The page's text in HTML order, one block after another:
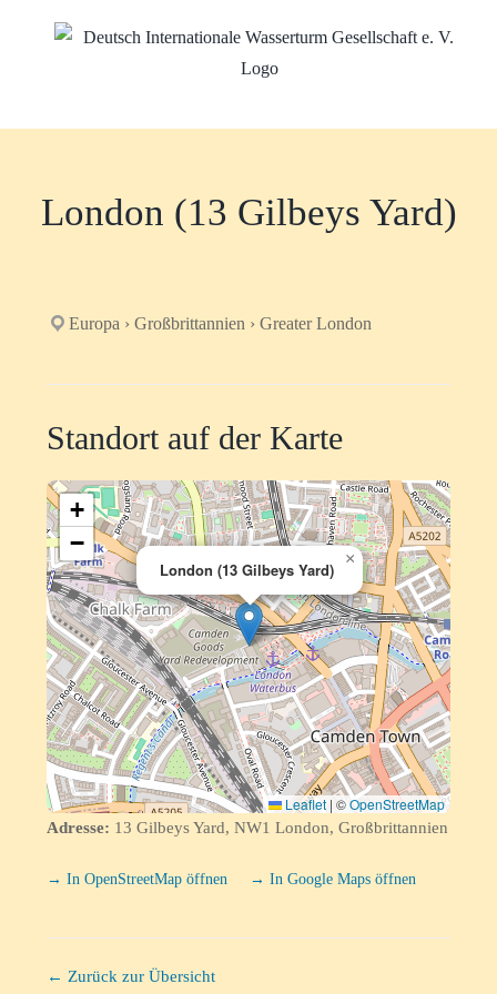
London (13 Gilbeys Yard)
Europa › Großbrittannien › Greater London
Standort auf der Karte
London (13 Gilbeys Yard)
×
+
−
Leaflet | ©OpenStreetMap
Adresse: 13 Gilbeys Yard, NW1 London, Großbrittannien
→ In OpenStreetMap öffnen → In Google Maps öffnen
← Zurück zur Übersicht